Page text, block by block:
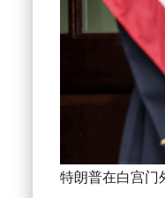
特朗普在白宫门